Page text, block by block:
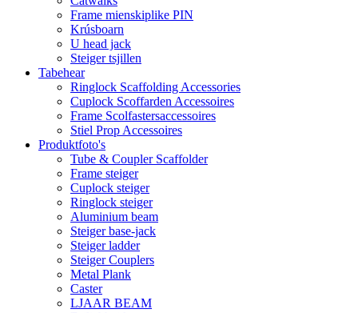
Frame mienskiplike PIN
Krúsboarn
U head jack
Steiger tsjillen
Tabehear
Ringlock Scaffolding Accessories
Cuplock Scoffarden Accessoires
Frame Scolfastersaccessoires
Stiel Prop Accessoires
Produktfoto's
Tube & Coupler Scaffolder
Frame steiger
Cuplock steiger
Ringlock steiger
Aluminium beam
Steiger base-jack
Steiger ladder
Steiger Couplers
Metal Plank
Caster
LJAAR BEAM